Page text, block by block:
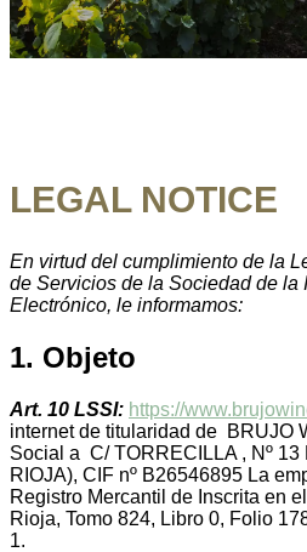
LEGAL NOTICE
En virtud del cumplimiento de la
de Servicios de la Sociedad de la
Electrónico, le informamos:
1. Objeto
Art. 10 LSSI: https://
internet de titularidad de BRUJO
Social a C/ TORRECILLA , Nº
RIOJA), CIF nº B26546895 La
Registro Mercantil de Inscrita en
Rioja, Tomo 824, Libro 0, Folio
1.